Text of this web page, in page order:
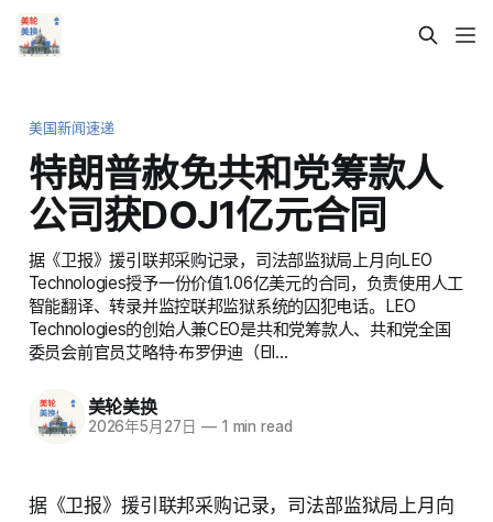
美国新闻速递
特朗普赦免共和党筹款人
公司获DOJ1亿元合同
据《卫报》援引联邦采购记录，司法部监狱局上月向LEO
Technologies授予一份价值1.06亿美元的合同，负责使用人工
智能翻译、转录并监控联邦监狱系统的囚犯电话。LEO
Technologies的创始人兼CEO是共和党筹款人、共和党全国
委员会前官员艾略特·布罗伊迪（Ell…
美轮美换
2026年5月27日 —1 min read
据《卫报》援引联邦采购记录，司法部监狱局上月向